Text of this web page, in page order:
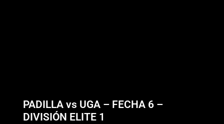
PADILLA vs UGA – FECHA 6 –
DIVISIÓN ELITE 1